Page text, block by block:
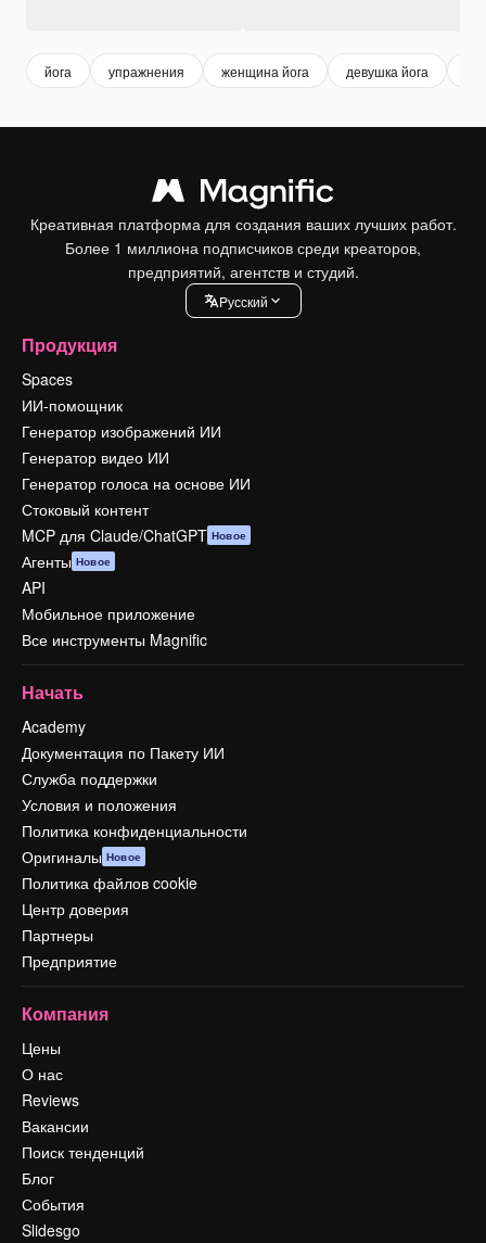
йога упражнения женщина йога девушка йога
Креативная платформа для создания ваших лучших работ.
Более 1 миллиона подписчиков среди креаторов,
предприятий, агентств и студий.
Pусский
Продукция
Spaces
ИИ-помощник
Генератор изображений ИИ
Генератор видео ИИ
Генератор голоса на основе ИИ
Стоковый контент
MCP для Claude/ChatGPT Новое
Агенты Новое
API
Мобильное приложение
Все инструменты Magnific
Начать
Academy
Документация по Пакету ИИ
Служба поддержки
Условия и положения
Политика конфиденциальности
Оригиналы Новое
Политика файлов cookie
Центр доверия
Партнеры
Предприятие
Компания
Цены
О нас
Reviews
Вакансии
Поиск тенденций
Блог
События
Slidesgo